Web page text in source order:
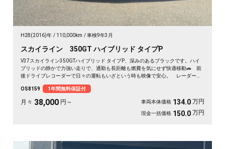
H28(2016)年 110,000km 車検9年3月
スカイライン 350GT ハイブリッド タイプP
V37スカイライン350GTハイブリッド タイプP、深みのあるブラックです。ハイ
ブリッドの静かで力強い走りで、通勤も長距離も燃費を気にせず快適移動🚗 前
後ドライブレコーダーで日々の運転もいざという時も映像で安心。 レーダーク
と停められます。 仕事帰りにふらっと遠出したくなる、そんな相棒です✨ 高
級セダンがお値打ち、《1年保証付》で気持ちよく乗り出せます💫👍
OS8159 1年間無料保証付
月々 38,000 円～ 車両本体価格 134.0 万円
現金一括価格 150.0 万円